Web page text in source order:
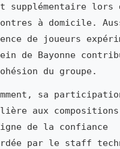
supplémentaire lors
à domicile.
de joueurs
de Bayonne
du groupe.
sa
aux compositions
de la confiance
par le staff